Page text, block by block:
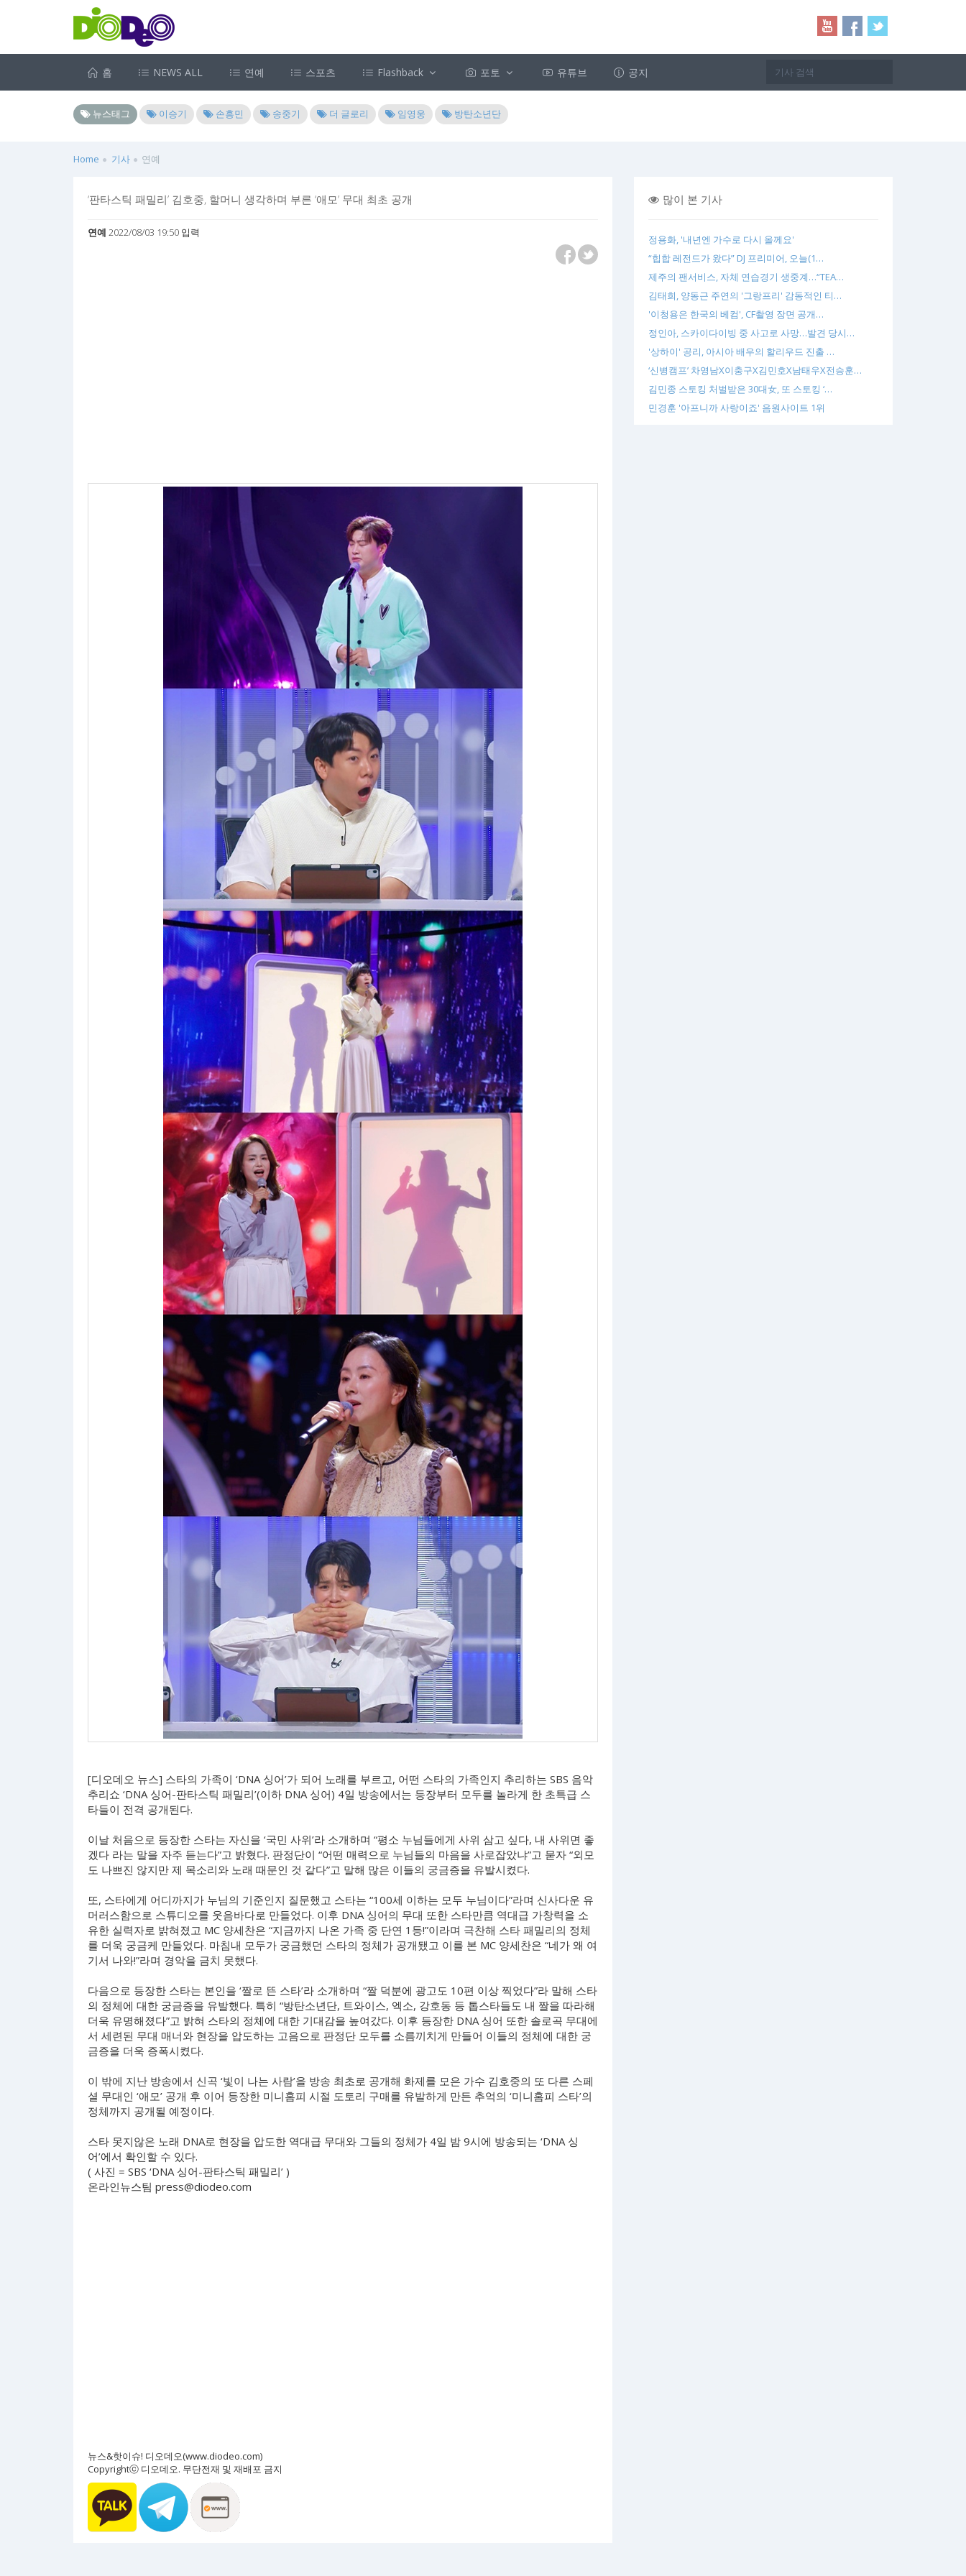
홈 NEWS ALL 연예 스포츠 Flashback 포토 유튜브 공지
뉴스태그 이승기 손흥민 송중기 더 글로리 임영웅 방탄소년단
Home 기사 연예
‘판타스틱 패밀리’ 김호중, 할머니 생각하며 부른 ‘애모’ 무대 최초 공개
연예 2022/08/03 19:50 입력
[디오데오 뉴스] 스타의 가족이 ‘DNA 싱어’가 되어 노래를 부르고, 어떤 스타의 가족인지 추리하는 SBS 음악
추리쇼 ‘DNA 싱어-판타스틱 패밀리’(이하 DNA 싱어) 4일 방송에서는 등장부터 모두를 놀라게 한 초특급 스
타들이 전격 공개된다.
이날 처음으로 등장한 스타는 자신을 ‘국민 사위’라 소개하며 “평소 누님들에게 사위 삼고 싶다, 내 사위면 좋
겠다 라는 말을 자주 듣는다”고 밝혔다. 판정단이 “어떤 매력으로 누님들의 마음을 사로잡았냐”고 묻자 “외모
도 나쁘진 않지만 제 목소리와 노래 때문인 것 같다”고 말해 많은 이들의 궁금증을 유발시켰다.
또, 스타에게 어디까지가 누님의 기준인지 질문했고 스타는 “100세 이하는 모두 누님이다”라며 신사다운 유
머러스함으로 스튜디오를 웃음바다로 만들었다. 이후 DNA 싱어의 무대 또한 스타만큼 역대급 가창력을 소
유한 실력자로 밝혀졌고 MC 양세찬은 “지금까지 나온 가족 중 단연 1등!”이라며 극찬해 스타 패밀리의 정체
를 더욱 궁금케 만들었다. 마침내 모두가 궁금했던 스타의 정체가 공개됐고 이를 본 MC 양세찬은 “네가 왜 여
기서 나와!”라며 경악을 금치 못했다.
다음으로 등장한 스타는 본인을 ‘짤로 뜬 스타’라 소개하며 “짤 덕분에 광고도 10편 이상 찍었다”라 말해 스타
의 정체에 대한 궁금증을 유발했다. 특히 “방탄소년단, 트와이스, 엑소, 강호동 등 톱스타들도 내 짤을 따라해
더욱 유명해졌다”고 밝혀 스타의 정체에 대한 기대감을 높여갔다. 이후 등장한 DNA 싱어 또한 솔로곡 무대에
서 세련된 무대 매너와 현장을 압도하는 고음으로 판정단 모두를 소름끼치게 만들어 이들의 정체에 대한 궁
금증을 더욱 증폭시켰다.
이 밖에 지난 방송에서 신곡 ‘빛이 나는 사람’을 방송 최초로 공개해 화제를 모은 가수 김호중의 또 다른 스페
셜 무대인 ‘애모’ 공개 후 이어 등장한 미니홈피 시절 도토리 구매를 유발하게 만든 추억의 ‘미니홈피 스타’의
정체까지 공개될 예정이다.
스타 못지않은 노래 DNA로 현장을 압도한 역대급 무대와 그들의 정체가 4일 밤 9시에 방송되는 ‘DNA 싱
어’에서 확인할 수 있다.
( 사진 = SBS ‘DNA 싱어-판타스틱 패밀리’ )
온라인뉴스팀 press@diodeo.com
뉴스&핫이슈! 디오데오(www.diodeo.com)
Copyrightⓒ 디오데오. 무단전재 및 재배포 금지
많이 본 기사
정용화, '내년엔 가수로 다시 올께요'
“힙합 레전드가 왔다” DJ 프리미어, 오늘(1…
제주의 팬서비스, 자체 연습경기 생중계…“TEA…
김태희, 양동근 주연의 '그랑프리' 감동적인 티…
'이청용은 한국의 베컴', CF촬영 장면 공개…
정인아, 스카이다이빙 중 사고로 사망…발견 당시…
'상하이' 공리, 아시아 배우의 할리우드 진출 …
‘신병캠프’ 차영남X이충구X김민호X남태우X전승훈…
김민종 스토킹 처벌받은 30대女, 또 스토킹 ‘…
민경훈 '아프니까 사랑이죠' 음원사이트 1위